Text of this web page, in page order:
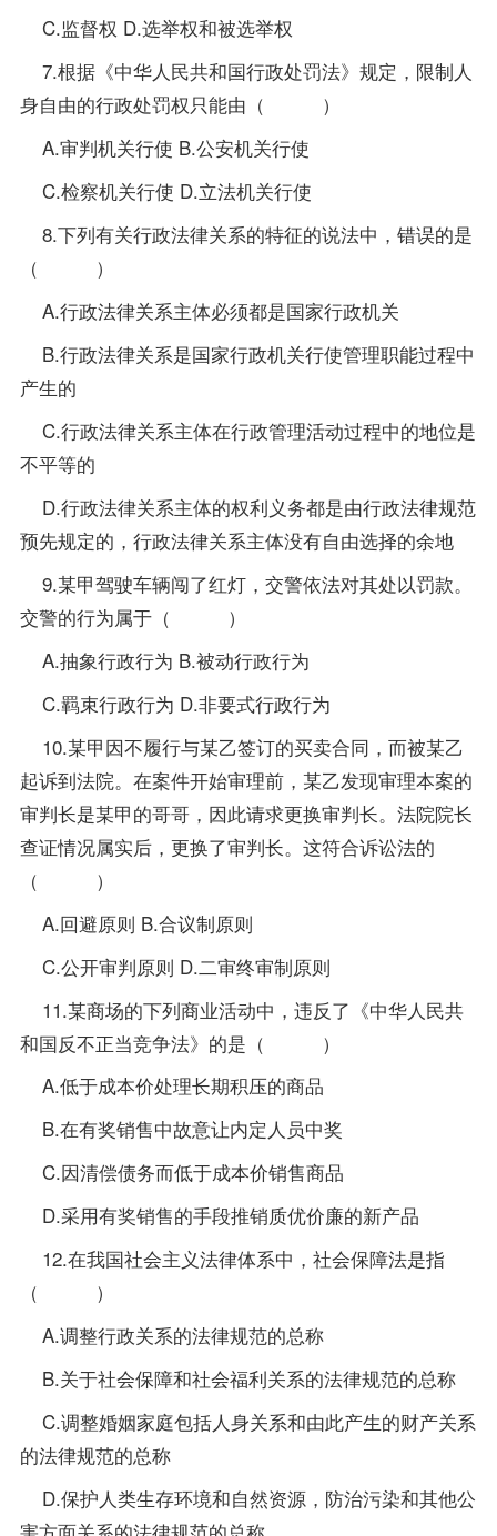
C.监督权 D.选举权和被选举权
7.根据《中华人民共和国行政处罚法》规定，限制人
身自由的行政处罚权只能由（ ）
A.审判机关行使 B.公安机关行使
C.检察机关行使 D.立法机关行使
8.下列有关行政法律关系的特征的说法中，错误的是
（ ）
A.行政法律关系主体必须都是国家行政机关
B.行政法律关系是国家行政机关行使管理职能过程中
产生的
C.行政法律关系主体在行政管理活动过程中的地位是
不平等的
D.行政法律关系主体的权利义务都是由行政法律规范
预先规定的，行政法律关系主体没有自由选择的余地
9.某甲驾驶车辆闯了红灯，交警依法对其处以罚款。
交警的行为属于（ ）
A.抽象行政行为 B.被动行政行为
C.羁束行政行为 D.非要式行政行为
10.某甲因不履行与某乙签订的买卖合同，而被某乙
起诉到法院。在案件开始审理前，某乙发现审理本案的
审判长是某甲的哥哥，因此请求更换审判长。法院院长
查证情况属实后，更换了审判长。这符合诉讼法的
（ ）
A.回避原则 B.合议制原则
C.公开审判原则 D.二审终审制原则
11.某商场的下列商业活动中，违反了《中华人民共
和国反不正当竞争法》的是（ ）
A.低于成本价处理长期积压的商品
B.在有奖销售中故意让内定人员中奖
C.因清偿债务而低于成本价销售商品
D.采用有奖销售的手段推销质优价廉的新产品
12.在我国社会主义法律体系中，社会保障法是指
（ ）
A.调整行政关系的法律规范的总称
B.关于社会保障和社会福利关系的法律规范的总称
C.调整婚姻家庭包括人身关系和由此产生的财产关系
的法律规范的总称
D.保护人类生存环境和自然资源，防治污染和其他公